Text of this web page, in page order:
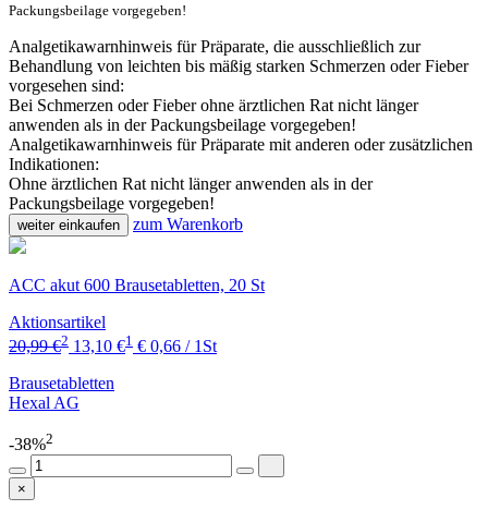
Packungsbeilage vorgegeben!
Analgetikawarnhinweis für Präparate, die ausschließlich zur
Behandlung von leichten bis mäßig starken Schmerzen oder Fieber
vorgesehen sind:
Bei Schmerzen oder Fieber ohne ärztlichen Rat nicht länger
anwenden als in der Packungsbeilage vorgegeben!
Analgetikawarnhinweis für Präparate mit anderen oder zusätzlichen
Indikationen:
Ohne ärztlichen Rat nicht länger anwenden als in der
Packungsbeilage vorgegeben!
weiter einkaufen zum Warenkorb
ACC akut 600 Brausetabletten, 20 St
Aktionsartikel
20,99 €2 13,10 €1 € 0,66 / 1St
Brausetabletten
Hexal AG
-38%2
×